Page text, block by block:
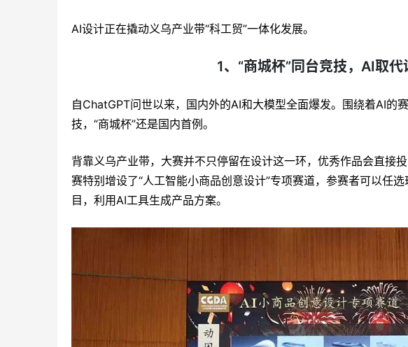
AI设计正在撬动义乌产业带“科工贸”一体化发展。
1、“商城杯”同台竞技，AI取代
自ChatGPT问世以来，国内外的AI和大模型全面爆发。围绕着AI的
技，“商城杯”还是国内首例。
背靠义乌产业带，大赛并不只停留在设计这一环，优秀作品会直接
赛特别增设了“人工智能小商品创意设计”专项赛道，参赛者可以任
目，利用AI工具生成产品方案。